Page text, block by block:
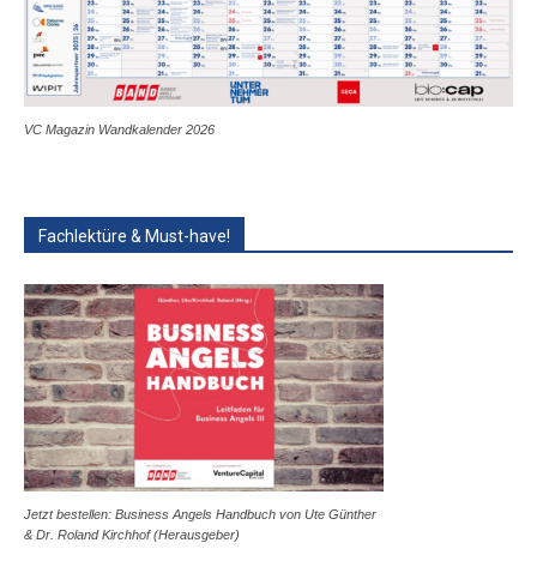
VC Magazin Wandkalender 2026
Fachlektüre & Must-have!
Jetzt bestellen: Business Angels Handbuch von Ute Günther
& Dr. Roland Kirchhof (Herausgeber)